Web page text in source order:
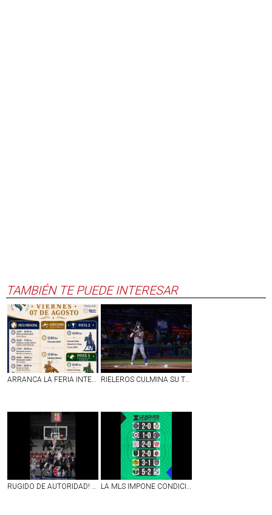
TAMBIÉN TE PUEDE INTERESAR
ARRANCA LA FERIA INTERNACIONAL DEL CABALLO AGUASCALIENTES 2026 RIELEROS CULMINA SU TEMPORADA EN CASA
RUGIDO DE AUTORIDAD! PANTERAS DOMINA EN FRESNILLO Y EMPAREJA LA SERIE LA MLS IMPONE CONDICIONES: AMÉRICA Y CRUZ AZUL SALVAN EL ORGULLO POR LA LIGA MX EN LA LEAGUES CUP